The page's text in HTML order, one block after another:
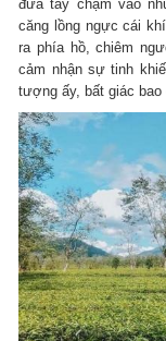
đưa tay chạm vào
căng lồng ngực cái
ra phía hồ, chiêm
cảm nhận sự tinh
tượng ấy, bất giác bao